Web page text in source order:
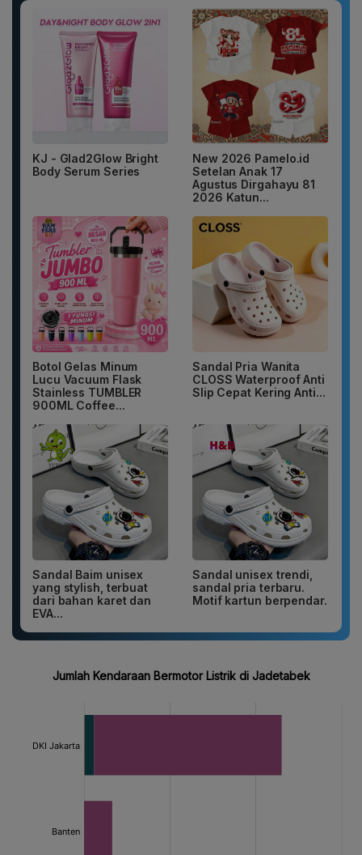
KJ - Glad2Glow Bright
Body Serum Series
New 2026 Pamelo.id
Setelan Anak 17
Agustus Dirgahayu 81
2026 Katun...
Botol Gelas Minum
Lucu Vacuum Flask
Stainless TUMBLER
900ML Coffee...
Sandal Pria Wanita
CLOSS Waterproof Anti
Slip Cepat Kering Anti...
Sandal Baim unisex
yang stylish, terbuat
dari bahan karet dan
EVA...
Sandal unisex trendi,
sandal pria terbaru.
Motif kartun berpendar.